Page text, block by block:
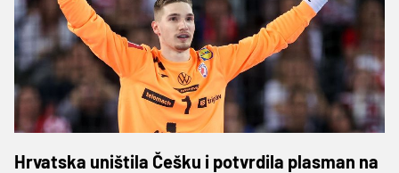
Hrvatska uništila Češku i potvrdila plasman na